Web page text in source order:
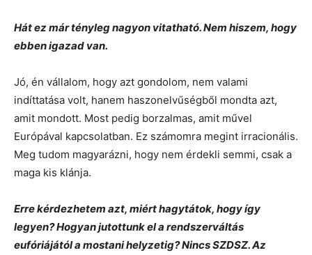
Hát ez már tényleg nagyon vitatható. Nem hiszem, hogy
ebben igazad van.
Jó, én vállalom, hogy azt gondolom, nem valami
indíttatása volt, hanem haszonelvűségből mondta azt,
amit mondott. Most pedig borzalmas, amit művel
Európával kapcsolatban. Ez számomra megint irracionális.
Meg tudom magyarázni, hogy nem érdekli semmi, csak a
maga kis klánja.
Erre kérdezhetem azt, miért hagytátok, hogy így
legyen? Hogyan jutottunk el a rendszerváltás
eufóriájától a mostani helyzetig? Nincs SZDSZ. Az